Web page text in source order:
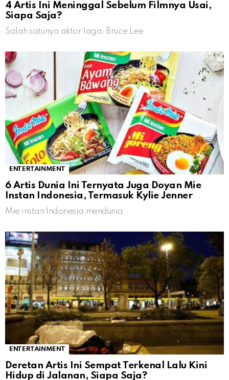
4 Artis Ini Meninggal Sebelum Filmnya Usai,
Siapa Saja?
Salah satunya aktor laga, Bruce Lee
ENTERTAINMENT
6 Artis Dunia Ini Ternyata Juga Doyan Mie
Instan Indonesia, Termasuk Kylie Jenner
Mie instan Indonesia mendunia
ENTERTAINMENT
Deretan Artis Ini Sempat Terkenal Lalu Kini
Hidup di Jalanan, Siapa Saja?